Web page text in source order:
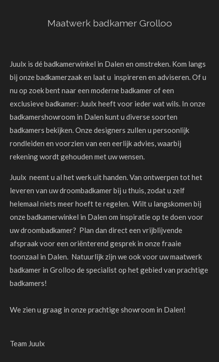
Maatwerk badkamer Grolloo
Juulx is dé badkamerwinkel in Dalen en omstreken. Kom langs
bij onze badkamerzaak en laat u inspireren en adviseren. Of u
nu op zoek bent naar een moderne badkamer of een
exclusieve badkamer: Juulx heeft voor ieder wat wils. In onze
badkamershowroom in Dalen kunt u diverse soorten
badkamers bekijken. Onze designers zullen u persoonlijk
rondleiden en voorzien van een eerlijk advies, waarbij
rekening wordt gehouden met uw wensen.
Juulx neemt u al het werk uit handen. Van ontwerpen tot het
leveren van uw droombadkamer bij u thuis, zodat u zelf
helemaal niets meer hoeft te regelen. Wilt u langskomen bij
onze badkamerwinkel in Dalen om inspiratie op te doen voor
uw droombadkamer? Plan dan direct een vrijblijvende
afspraak voor een oriënterend gesprek in onze fraaie
toonzaal in Dalen. Natuurlijk zijn we ook voor uw maatwerk
badkamer in Grolloo de specialist op het gebied van prachtige
badkamers!
We zien u graag in onze prachtige showroom in Dalen!
Team Juulx